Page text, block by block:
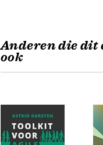
Anderen die dit
ook